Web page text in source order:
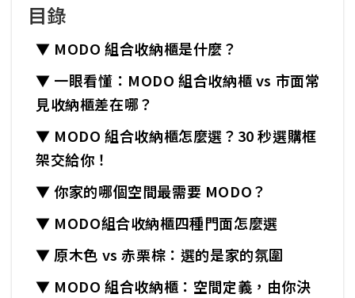
目錄
▼ MODO 組合收納櫃是什麼？
▼ 一眼看懂：MODO 組合收納櫃 vs 市面常
見收納櫃差在哪？
▼ MODO 組合收納櫃怎麼選？30 秒選購框
架交給你！
▼ 你家的哪個空間最需要 MODO？
▼ MODO組合收納櫃四種門面怎麼選
▼ 原木色 vs 赤栗棕：選的是家的氛圍
▼ MODO 組合收納櫃：空間定義，由你決